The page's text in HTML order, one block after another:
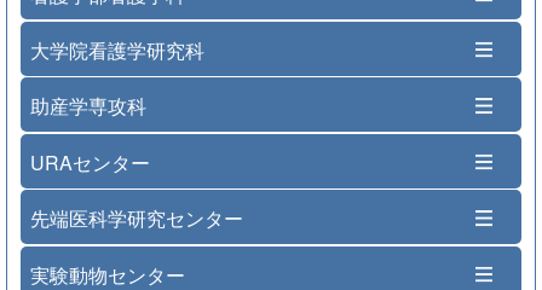
大学院看護学研究科
助産学専攻科
URAセンター
先端医科学研究センター
実験動物センター